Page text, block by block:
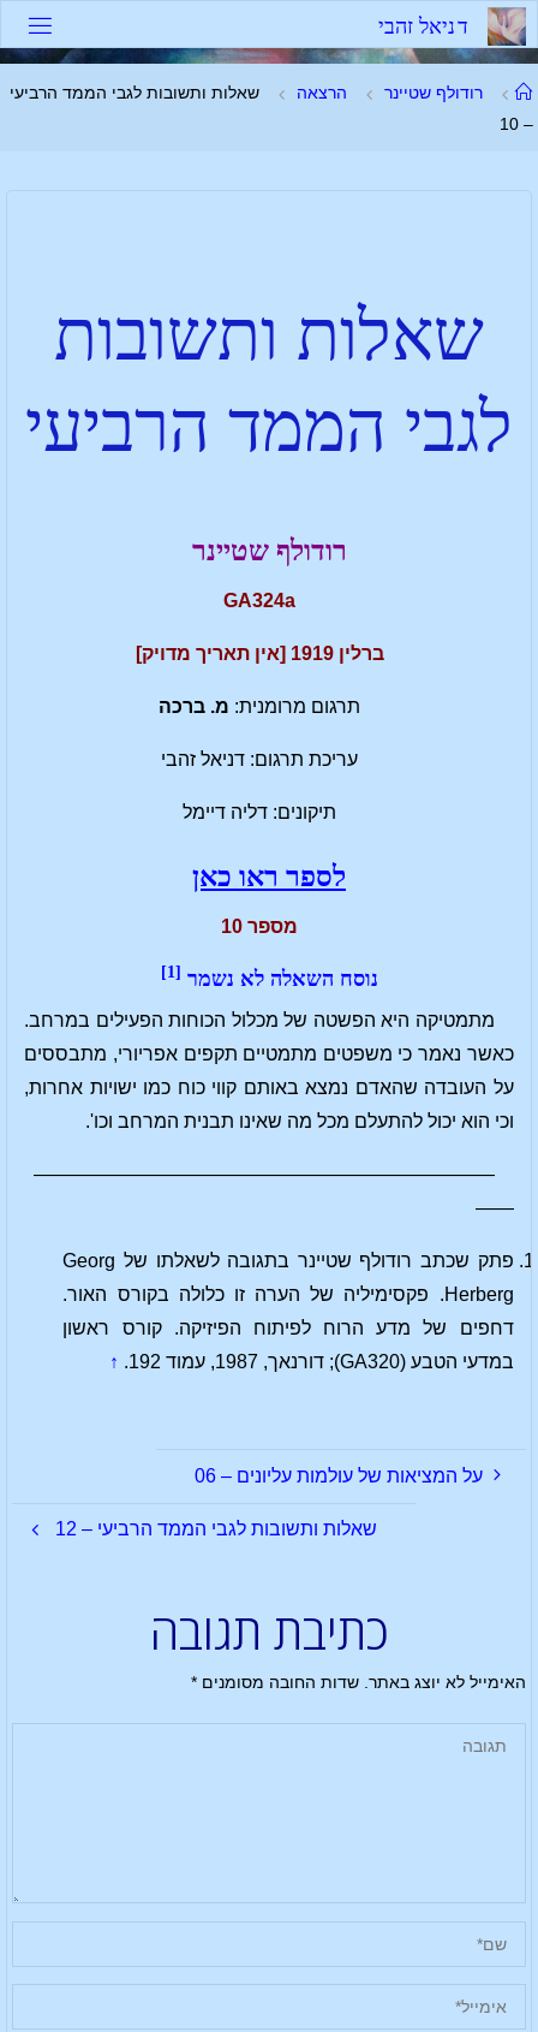
דניאל זהבי
רודולף שטיינר הרצאה
שאלות ותשובות לגבי הממד הרביעי
– 10
שאלות ותשובות
לגבי הממד הרביעי
רודולף שטיינר
GA324a
ברלין 1919 [אין תאריך מדויק]
תרגום מרומנית: מ. ברכה
עריכת תרגום: דניאל זהבי
תיקונים: דליה דיימל
לספר ראו כאן
מספר 10
נוסח השאלה לא נשמר [1]
מתמטיקה היא הפשטה של מכלול הכוחות הפעילים במרחב.
כאשר נאמר כי משפטים מתמטיים תקפים אפריורי, מתבססים
על העובדה שהאדם נמצא באותם קווי כוח כמו ישויות אחרות,
וכי הוא יכול להתעלם מכל מה שאינו תבנית המרחב וכו'.
————————————————————————
——
פתק שכתב רודולף שטיינר בתגובה לשאלתו של Georg
Herberg. פקסימיליה של הערה זו כלולה בקורס האור.
דחפים של מדע הרוח לפיתוח הפיזיקה. קורס ראשון
במדעי הטבע (GA320); דורנאך, 1987, עמוד 192.
↑
על המציאות של עולמות עליונים – 06
שאלות ותשובות לגבי הממד הרביעי – 12
כתיבת תגובה
האימייל לא יוצג באתר. שדות החובה מסומנים*